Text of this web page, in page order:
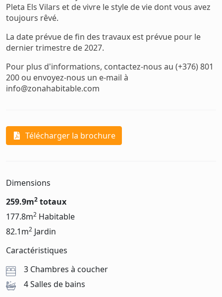
Pleta Els Vilars et de vivre le style de vie dont vous avez
toujours rêvé.
La date prévue de fin des travaux est prévue pour le
dernier trimestre de 2027.
Pour plus d'informations, contactez-nous au (+376) 801
200 ou envoyez-nous un e-mail à
info@zonahabitable.com
Télécharger la brochure
Dimensions
259.9m2 totaux
177.8m2 Habitable
82.1m2 Jardin
Caractéristiques
3 Chambres à coucher
4 Salles de bains